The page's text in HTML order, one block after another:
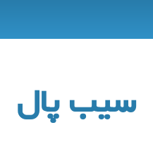
سیب پال